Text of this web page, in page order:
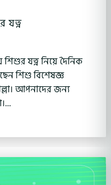
যত্ন
যত্ন নিয়ে দৈনিক
শিশু বিশেষজ্ঞ
আপনাদের জন্য